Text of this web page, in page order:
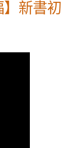
】新書初